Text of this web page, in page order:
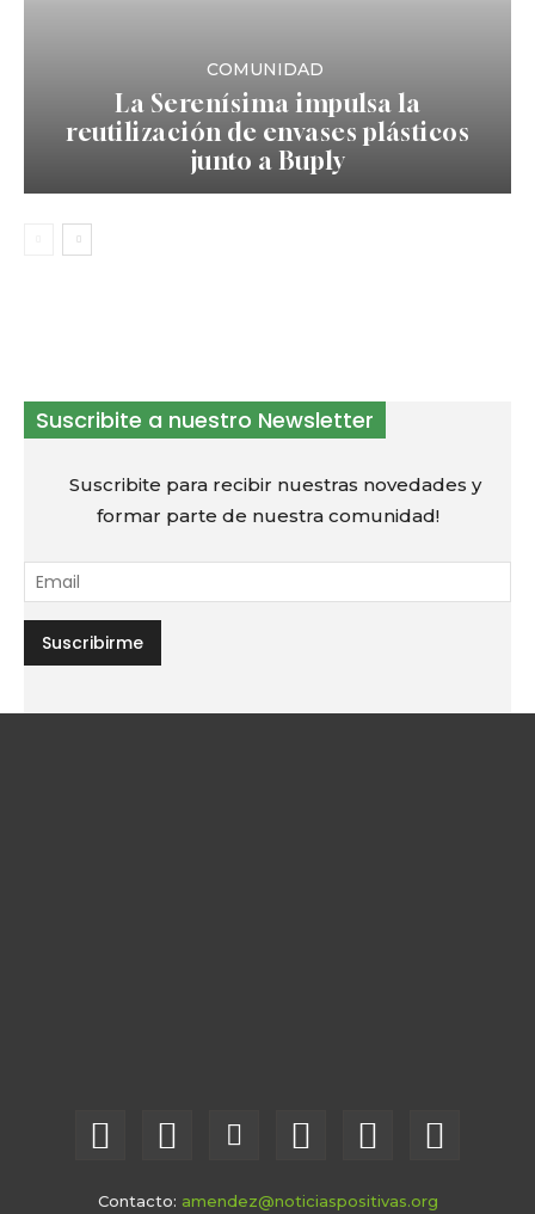
COMUNIDAD
La Serenísima impulsa la
reutilización de envases plásticos
junto a Buply
Suscribite a nuestro Newsletter
Suscribite para recibir nuestras novedades y
formar parte de nuestra comunidad!
Contacto: amendez@noticiaspositivas.org